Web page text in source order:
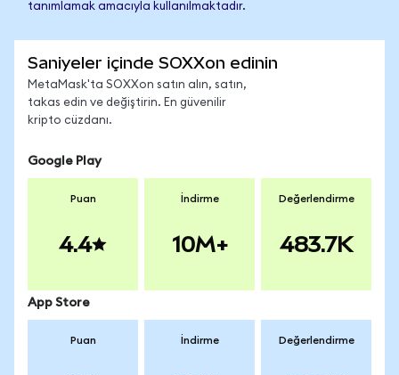
tanımlamak amacıyla kullanılmaktadır.
Saniyeler içinde SOXXon edinin
MetaMask'ta SOXXon satın alın, satın,
takas edin ve değiştirin. En güvenilir
kripto cüzdanı.
Google Play
Puan
4.4
İndirme
10M+
Değerlendirme
483.7K
App Store
Puan İndirme Değerlendirme